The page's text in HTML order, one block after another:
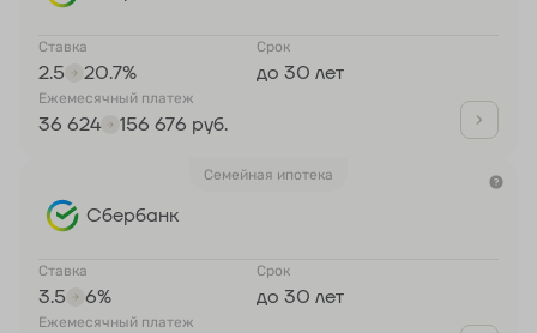
Ставка
2.5 20.7%
Срок
до 30 лет
Ежемесячный платеж
36 624 156 676 руб.
Семейная ипотека
Сбербанк
Ставка
3.5 6%
Срок
до 30 лет
Ежемесячный платеж